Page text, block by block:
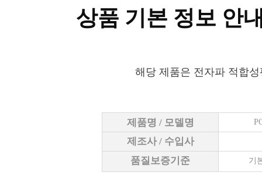
상품 기본 정보 안
해당 제품은 전자파 적합
제품명 / 모델명
제조사 / 수입사
품질보증기준
기